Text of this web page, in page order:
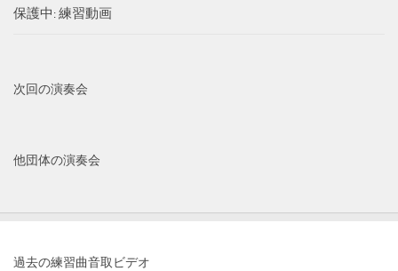
保護中: 練習動画
次回の演奏会
他団体の演奏会
過去の練習曲音取ビデオ